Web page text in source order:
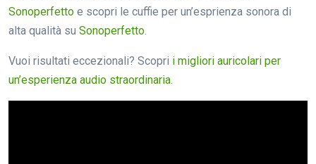
Sonoperfetto e scopri le cuffie per un’esprienza sonora di
alta qualità su Sonoperfetto.
Vuoi risultati eccezionali? Scopri i migliori auricolari per
un’esperienza audio straordinaria.